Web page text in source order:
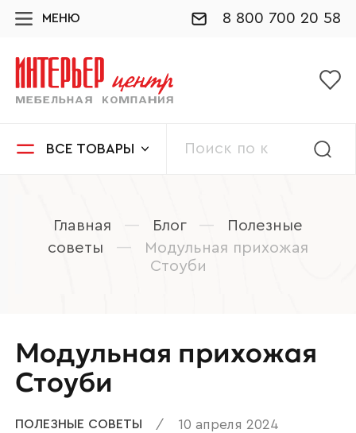
МЕНЮ 8 800 700 20 58
ВСЕ ТОВАРЫ
Главная — Блог —
Полезные
советы
—
Модульная прихожая
Стоуби
Модульная прихожая
Стоуби
ПОЛЕЗНЫЕ СОВЕТЫ / 10 апреля 2024